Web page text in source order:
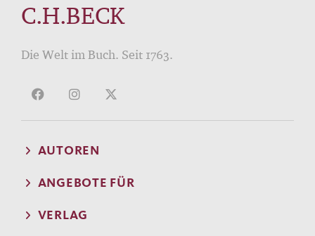
C.H.BECK
Die Welt im Buch. Seit 1763.
AUTOREN
ANGEBOTE FÜR
VERLAG